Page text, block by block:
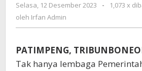
PG
Serahkan
Selasa, 12 Desember 2023
oleh
-
1,073 x
oleh Irfan Admin
PATIMPENG,
Tak hanya lembaga